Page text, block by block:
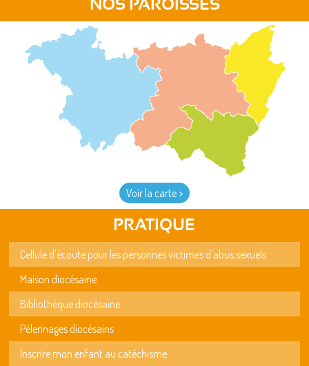
NOS PAROISSES
Voir la carte >
PRATIQUE
Cellule d'écoute pour les personnes victimes d'abus sexuels
Maison diocésaine
Bibliothèque diocésaine
Pèlerinages diocésains
Inscrire mon enfant au catéchisme